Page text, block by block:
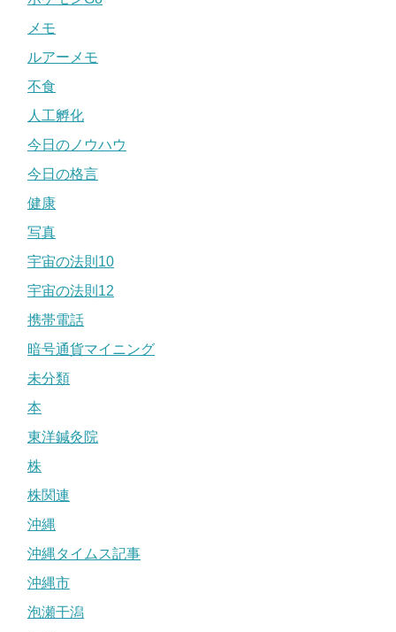
メモ
ルアーメモ
不食
人工孵化
今日のノウハウ
今日の格言
健康
写真
宇宙の法則10
宇宙の法則12
携帯電話
暗号通貨マイニング
未分類
本
東洋鍼灸院
株
株関連
沖縄
沖縄タイムス記事
沖縄市
泡瀬干潟